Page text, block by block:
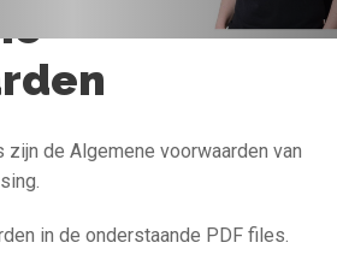
de Algemene voorwaarden van
in de onderstaande PDF files.